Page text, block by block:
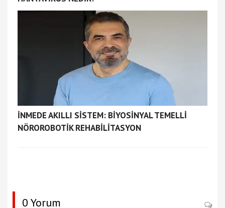
İNMEDE AKILLI SİSTEM: BİYOSİNYAL TEMELLİ
NÖROROBOTİK REHABİLİTASYON
0 Yorum